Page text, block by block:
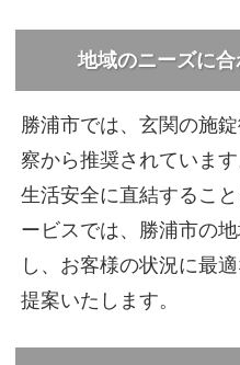
地域のニーズに
勝浦市では、玄関の施
察から推奨されていま
生活安全に直結するこ
ービスでは、勝浦市の
し、お客様の状況に最
提案いたします。